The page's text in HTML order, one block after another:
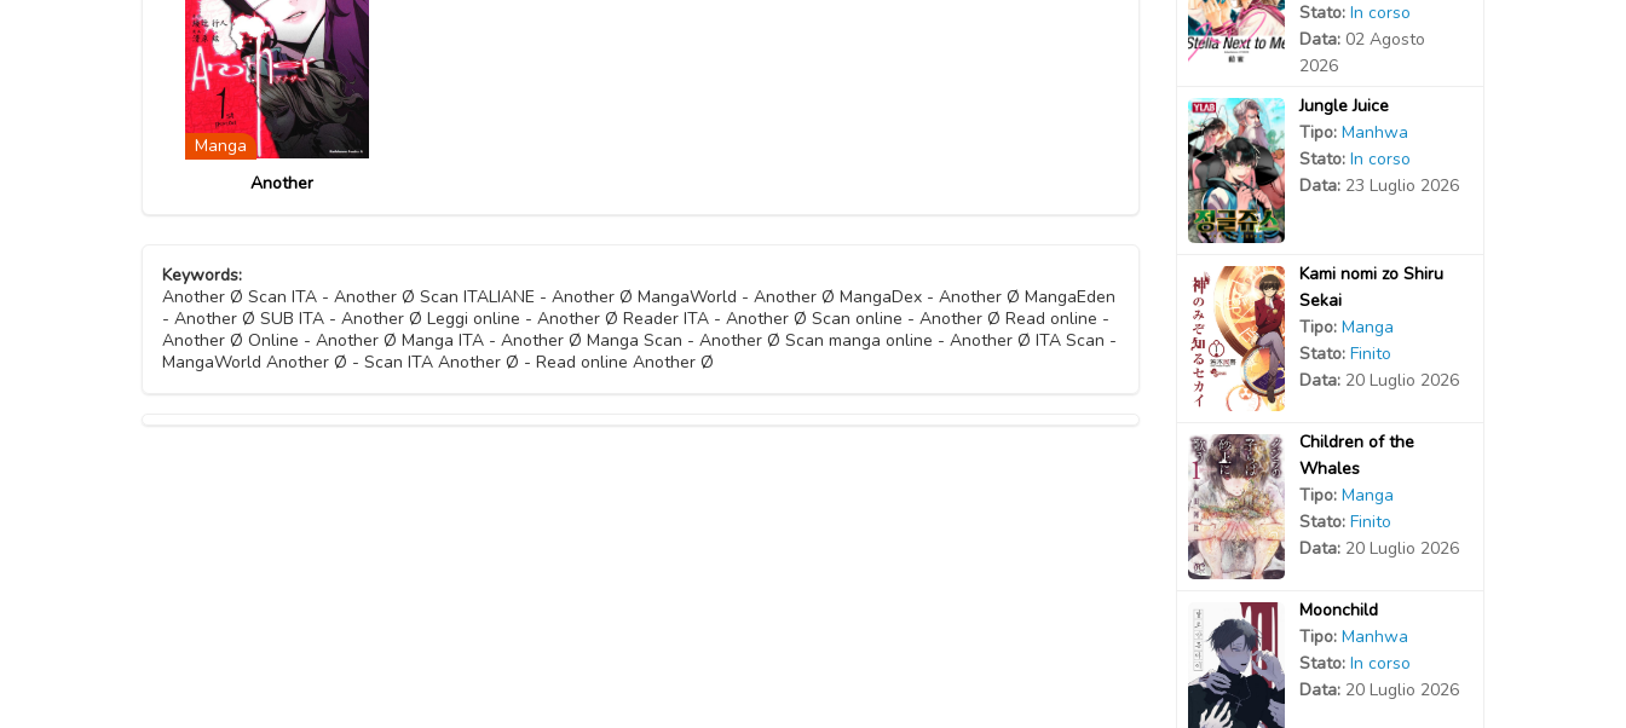
Manga
Another
Keywords:
Another Ø Scan ITA - Another Ø Scan ITALIANE - Another Ø MangaWorld - Another Ø MangaDex - Another Ø MangaEden
- Another Ø SUB ITA - Another Ø Leggi online - Another Ø Reader ITA - Another Ø Scan online - Another Ø Read online -
Another Ø Online - Another Ø Manga ITA - Another Ø Manga Scan - Another Ø Scan manga online - Another Ø ITA Scan -
MangaWorld Another Ø - Scan ITA Another Ø - Read online Another Ø
Stato: In corso
Data: 02 Agosto
2026
Jungle Juice
Tipo: Manhwa
Stato: In corso
Data: 23 Luglio 2026
Kami nomi zo Shiru
Sekai
Tipo: Manga
Stato: Finito
Data: 20 Luglio 2026
Children of the
Whales
Tipo: Manga
Stato: Finito
Data: 20 Luglio 2026
Moonchild
Tipo: Manhwa
Stato: In corso
Data: 20 Luglio 2026